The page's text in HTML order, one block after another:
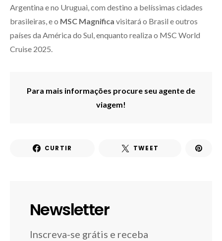
Argentina e no Uruguai, com destino a belíssimas cidades
brasileiras, e o MSC Magnifica visitará o Brasil e outros
países da América do Sul, enquanto realiza o MSC World
Cruise 2025.
Para mais informações procure seu agente de
viagem!
CURTIR TWEET
Newsletter
Inscreva-se grátis e receba